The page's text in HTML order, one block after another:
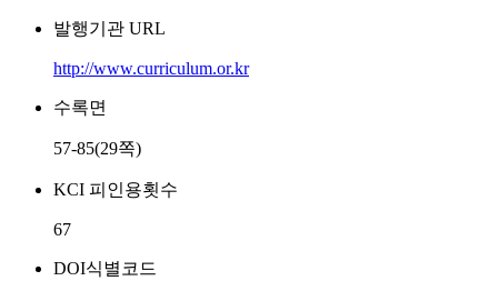
발행기관 URL
http://www.curriculum.or.kr
수록면
57-85(29쪽)
KCI 피인용횟수
67
DOI식별코드